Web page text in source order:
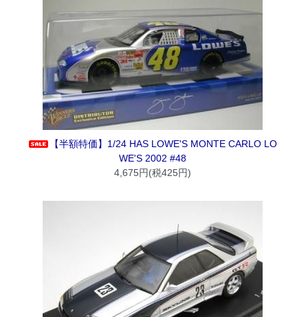
【半額特価】1/24 HAS LOWE'S MONTE CARLO LO
WE'S 2002 #48
4,675円(税425円)